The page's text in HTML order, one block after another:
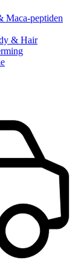
Maca-peptiden
& Hair